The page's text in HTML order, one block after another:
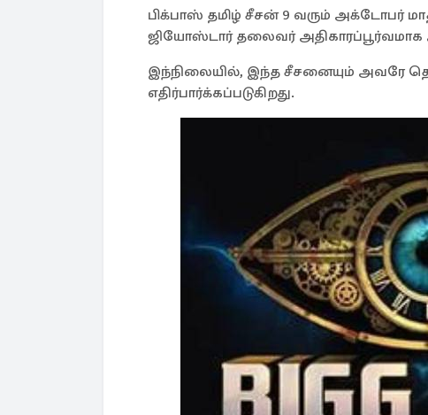
பிக்பாஸ் தமிழ் சீசன் 9 வரும் அக்டோபர்
ஜியோஸ்டார் தலைவர் அதிகாரப்பூர்வமாக
இந்நிலையில், இந்த சீசனையும் அவரே
எதிர்பார்க்கப்படுகிறது.